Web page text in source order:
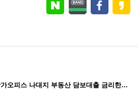
저축은행 상가오피스 나대지 부동산 담보대출 금리한도 조건